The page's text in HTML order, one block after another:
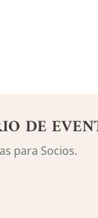
DE
para Socios.